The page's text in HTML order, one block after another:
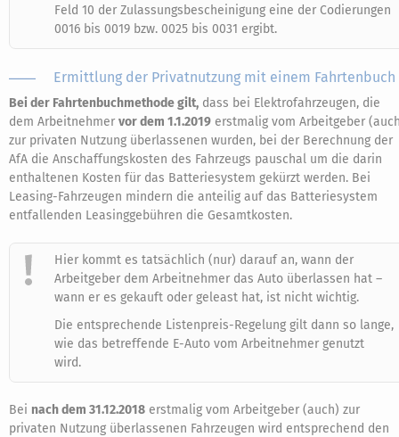
Feld 10 der Zulassungsbescheinigung eine der Codierungen
0016 bis 0019 bzw. 0025 bis 0031 ergibt.
Ermittlung der Privatnutzung mit einem Fahrtenbuch
Bei der Fahrtenbuchmethode gilt, dass bei Elektrofahrzeugen, die
dem Arbeitnehmer vor dem 1.1.2019 erstmalig vom Arbeitgeber
zur privaten Nutzung überlassenen wurden, bei der Berechnung der
AfA die Anschaffungskosten des Fahrzeugs pauschal um die darin
enthaltenen Kosten für das Batteriesystem gekürzt werden. Bei
Leasing-Fahrzeugen mindern die anteilig auf das Batteriesystem
entfallenden Leasinggebühren die Gesamtkosten.
Hier kommt es tatsächlich (nur) darauf an, wann der
Arbeitgeber dem Arbeitnehmer das Auto überlassen hat –
wann er es gekauft oder geleast hat, ist nicht wichtig.
Die entsprechende Listenpreis-Regelung gilt dann so lange,
wie das betreffende E-Auto vom Arbeitnehmer genutzt
wird.
Bei nach dem 31.12.2018 erstmalig vom Arbeitgeber (auch) zur
privaten Nutzung überlassenen Fahrzeugen wird entsprechend den